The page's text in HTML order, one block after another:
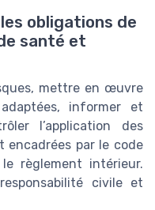
obligations de
santé et
mettre en œuvre
informer et
l’application des
encadrées par le code
règlement intérieur.
civile et